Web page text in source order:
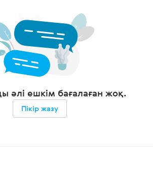
әлі ешкім бағалаған жоқ.
Пікір жазу